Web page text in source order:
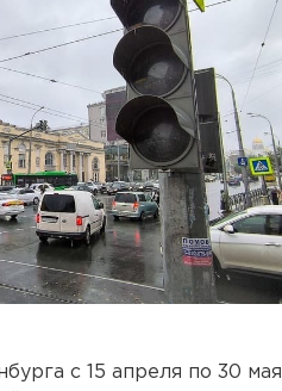
с 15 апреля по 30 мая